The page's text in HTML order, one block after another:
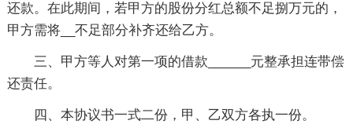
还款。在此期间，若甲方的股份分红总额不足捌万元的，
甲方需将__不足部分补齐还给乙方。
三、甲方等人对第一项的借款______元整承担连带偿
还责任。
四、本协议书一式二份，甲、乙双方各执一份。